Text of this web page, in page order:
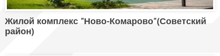
Жилой комплекс "Ново-Комарово"(Советский
район)